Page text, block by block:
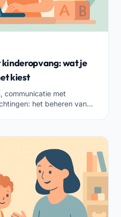
wat je
kiest
communicatie met
het beheren van